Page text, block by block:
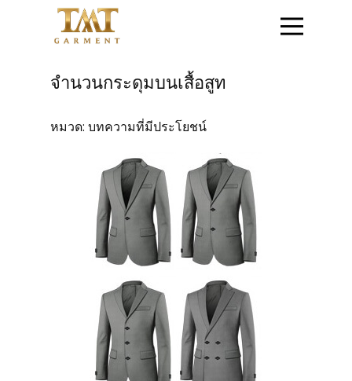
ติดต่อสอบถาม
สินค้าชุดข้าราชการ
สินค้าเสื้อสูท
โปรโมชั่น
วิธีการสั่งซื้อสินค้า
สั่งซื้อชุดสูทสำเร็จรูป
จำนวนกระดุมบนเสื้อสูท
หมวด: บทความที่มีประโยชน์